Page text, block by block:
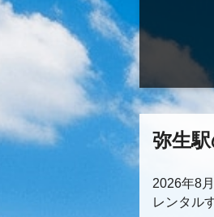
弥生
2026年8
レンタル